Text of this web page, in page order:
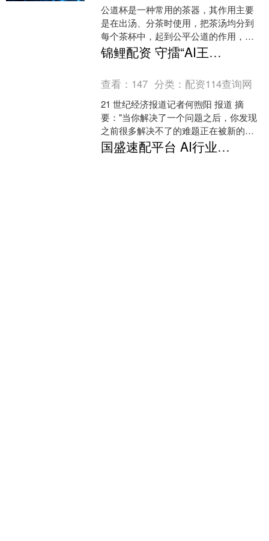
公道杯是一种常用的茶器，其作用主要
是在出汤、分茶时使用，把茶汤均分到
每个茶杯中，起到公平公道的作用，除
此之外还可以适当沉淀茶渣、降温，在
泡功夫茶时经常用到。公道....
锦鲤配资 守擂“AI王冠”，小鹏拆掉的拐杖不止语言
查看： 147 分类： 配资114查询网
21 世纪经济报道记者何煦阳 报道 摘
要："当你解决了一个问题之后，你发现
之前很多解决不了的难题正在被新的方
法论轻松地解决。" 2019 年，何小鹏曾
提出一句颇....
国盛速配平台 AI行业进入“从1到10”阶段 国产算力和AI应用胜率较高